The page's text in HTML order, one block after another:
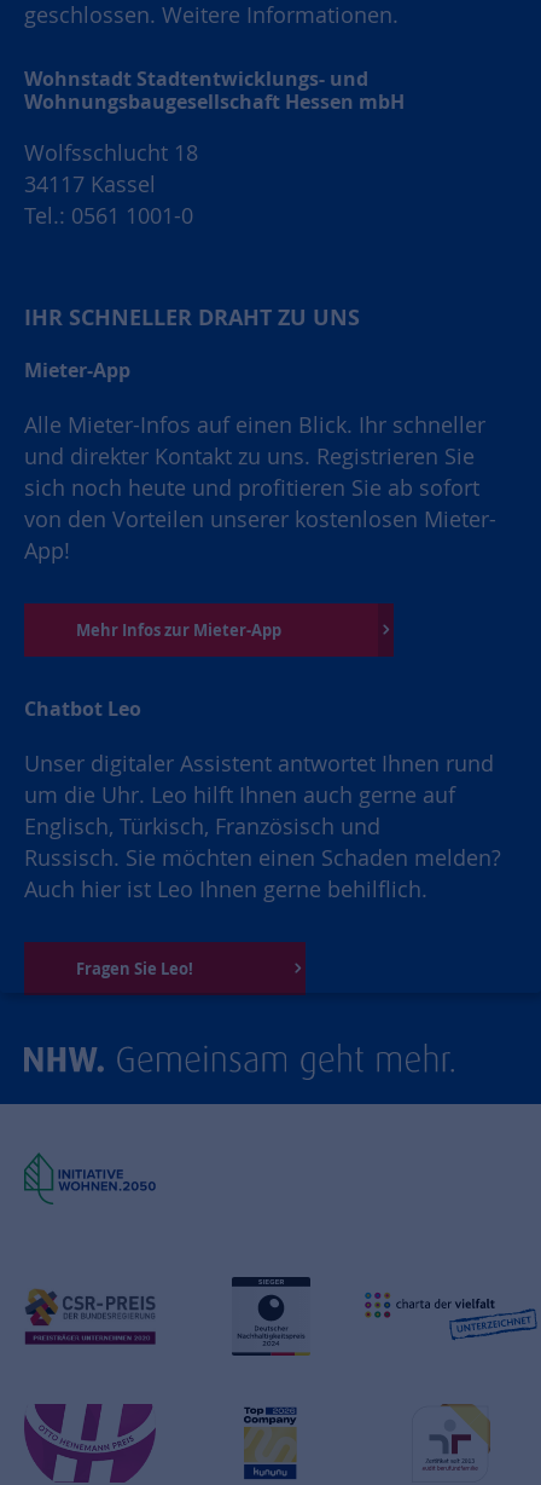
geschlossen. Weitere Informationen.
Wohnstadt Stadtentwicklungs- und
Wohnungsbaugesellschaft Hessen mbH
Wolfsschlucht 18
34117 Kassel
Tel.: 0561 1001-0
IHR SCHNELLER DRAHT ZU UNS
Mieter-App
Alle Mieter-Infos auf einen Blick. Ihr schneller
und direkter Kontakt zu uns. Registrieren Sie
sich noch heute und profitieren Sie ab sofort
von den Vorteilen unserer kostenlosen Mieter-
App!
Mehr Infos zur Mieter-App
Chatbot Leo
Unser digitaler Assistent antwortet Ihnen rund
um die Uhr. Leo hilft Ihnen auch gerne auf
Englisch, Türkisch, Französisch und
Russisch. Sie möchten einen Schaden melden?
Auch hier ist Leo Ihnen gerne behilflich.
Fragen Sie Leo!